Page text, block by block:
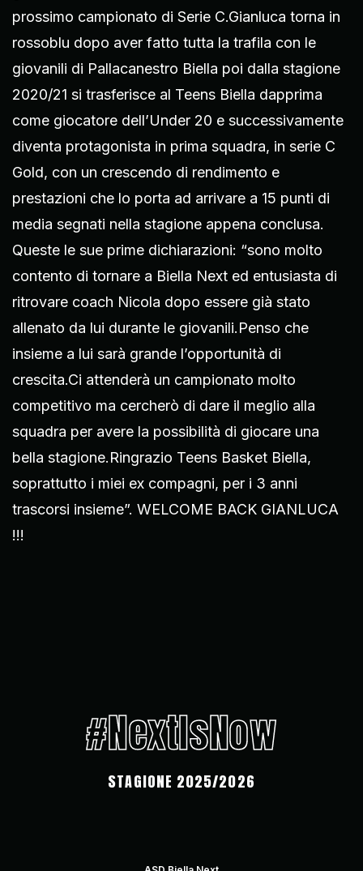
prossimo campionato di Serie C.Gianluca torna in
rossoblu dopo aver fatto tutta la trafila con le
giovanili di Pallacanestro Biella poi dalla stagione
2020/21 si trasferisce al Teens Biella dapprima
come giocatore dell’Under 20 e successivamente
diventa protagonista in prima squadra, in serie C
Gold, con un crescendo di rendimento e
prestazioni che lo porta ad arrivare a 15 punti di
media segnati nella stagione appena conclusa.
Queste le sue prime dichiarazioni: “sono molto
contento di tornare a Biella Next ed entusiasta di
ritrovare coach Nicola dopo essere già stato
allenato da lui durante le giovanili.Penso che
insieme a lui sarà grande l’opportunità di
crescita.Ci attenderà un campionato molto
competitivo ma cercherò di dare il meglio alla
squadra per avere la possibilità di giocare una
bella stagione.Ringrazio Teens Basket Biella,
soprattutto i miei ex compagni, per i 3 anni
trascorsi insieme”. WELCOME BACK GIANLUCA
!!!
#NextIsNow
STAGIONE 2025/2026